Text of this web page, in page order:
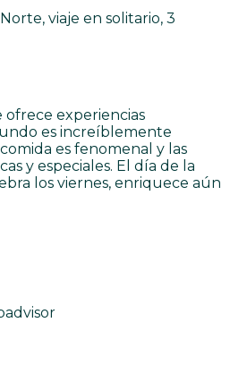
viaje en solitario, 3
experiencias
es increíblemente
es fenomenal y las
y especiales. El día de la
los viernes, enriquece aún